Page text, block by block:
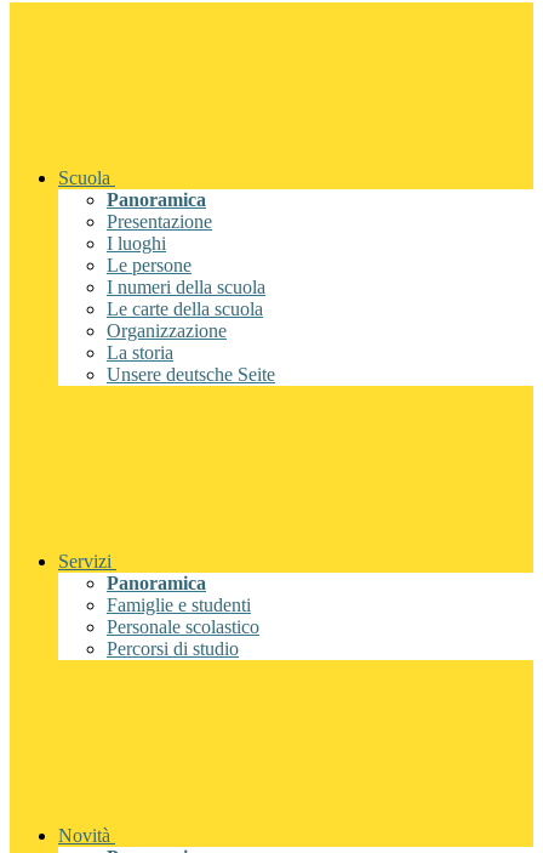
Scuola
Panoramica
Presentazione
I luoghi
Le persone
I numeri della scuola
Le carte della scuola
Organizzazione
La storia
Unsere deutsche Seite
Servizi
Panoramica
Famiglie e studenti
Personale scolastico
Percorsi di studio
Novità